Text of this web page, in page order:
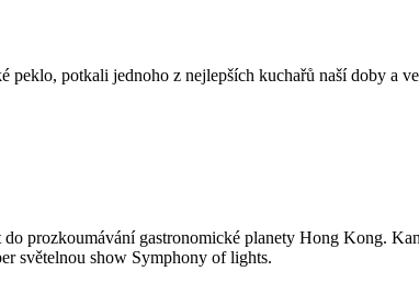
potkali jednoho z nejlepších kuchařů naší doby a
prozkoumávání gastronomické planety Hong Kong.
světelnou show Symphony of lights.